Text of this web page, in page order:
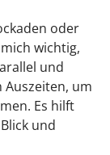
oder
wichtig,
und
um
Es hilft
und